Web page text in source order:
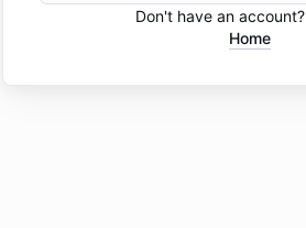
Don't have an account?
Home